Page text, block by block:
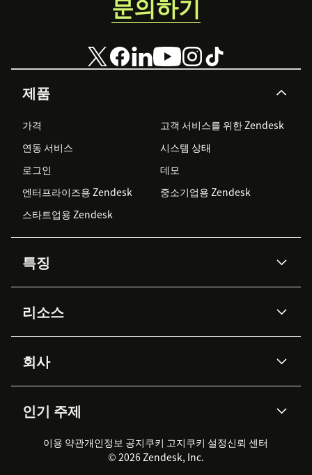
제품
가격
고객 서비스를 위한 Zendesk
연동 서비스
시스템 상태
로그인
데모
엔터프라이즈용 Zendesk
중소기업용 Zendesk
스타트업용 Zendesk
특징
Zendesk AI
Advanced Data Privacy &
Protection
지식창고
워크포스 관리
실시간 채팅
클라이언트 포털
리소스
API & 개발자
AI 리서치
이벤트 & 웨비나
고객 사례
회사
채용 정보
지속 가능성 보고서
Zendesk Foundation
법적 정보
인기 주제
2026 CX 트렌드
제품 업데이트
고객 서비스 소프트웨어
헬프 데스크 통합 티켓 관리 소
이용 약관개인정보 공지쿠키 고지쿠키 설정신뢰 센터
© 2026 Zendesk, Inc.